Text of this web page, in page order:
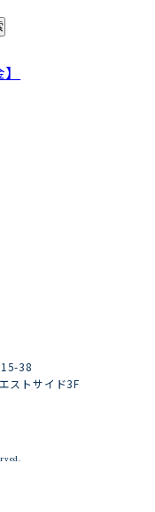
38
ストサイド3F